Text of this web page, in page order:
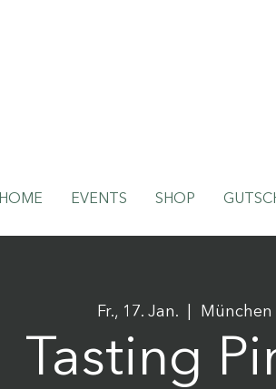
HOME EVENTS SHOP
Fr., 17. Jan.
  |
München
Tasting